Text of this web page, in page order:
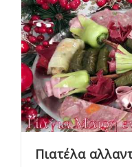
Πιατέλα